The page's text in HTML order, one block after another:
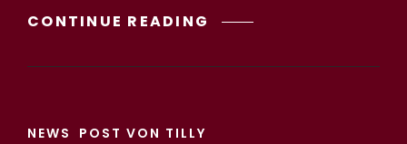
CONTINUE READING
CAT
NEWS POST VON TILLY